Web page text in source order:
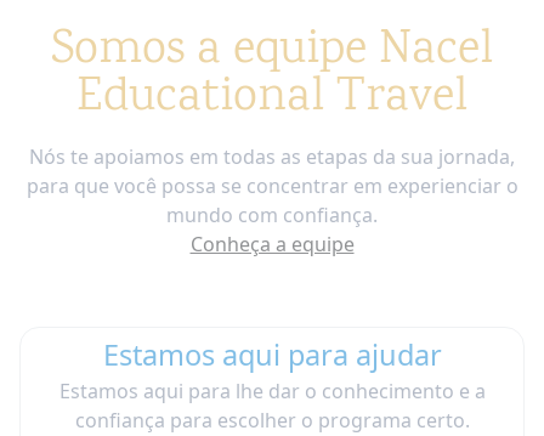
Somos a equipe Nacel
Educational Travel
Nós te apoiamos em todas as etapas da sua jornada,
para que você possa se concentrar em experienciar o
mundo com confiança.
Conheça a equipe
Estamos aqui para ajudar
Estamos aqui para lhe dar o conhecimento e a
confiança para escolher o programa certo.